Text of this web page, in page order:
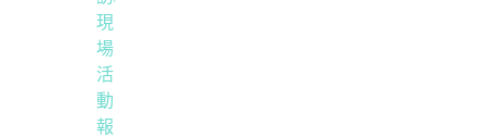
現
場
活
動
報